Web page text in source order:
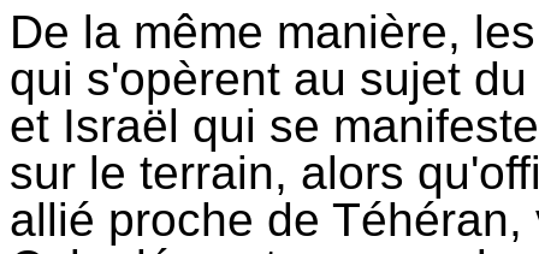
De la même manière,
qui s'opèrent au sujet
et Israël qui se
sur le terrain, alors
allié proche de